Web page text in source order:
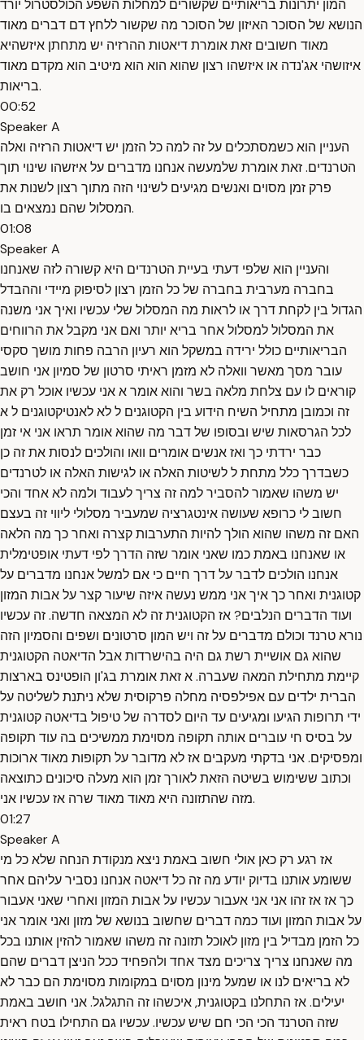
המון יתרונות בריאותיים שקשורים למחלות השפע הכולסטרול יורד
הנושא של הסוכר האיזון של הסוכר מה שקשור ללחץ דם דברים מאוד
מאוד חשובים זאת אומרת דיאטות ההרזיה יש מתחתן איזשהיא
איזושהי אג'נדה או איזשהו רצון שהוא הוא הוא מיטיב הוא מקדם מאוד
בריאות.
00:52
Speaker A
העניין הוא כשמסתכלים על זה למה כל הזמן יש דיאטות הרזיה ואלה
הטרנדים. זאת אומרת שלמעשה אנחנו מדברים על איזשהו שינוי תוך
פרק זמן מסוים ואנשים מגיעים לשינוי הזה מתוך רצון לשנות את
המסלול שהם נמצאים בו.
01:08
Speaker A
והעניין הוא שלפי דעתי בעיית הטרנדים היא קשורה לזה שאנחנו
בחברה מערבית בחברה של כל הזמן רצון לסיפוק מיידי וההבדל
הגדול בין לקחת דרך או לראות מה המסלול שלי עכשיו ואיך אני משנה
את המסלול למסלול אחר בריא יותר ואם אני מקבל את הרווחים
הבריאותיים כולל ירידה במשקל הוא רעיון הרבה פחות מושך סקסי
עובר מסך מאשר וואלה לא מזמן ראיתי סרטון של סמיון אני חושב
קוראים לו עם צלחת מלאה בשר והוא אומר א אני עכשיו אוכל רק את
זה וכמובן מתחיל השיח הידוע בין הקטוגנים ל לא לאנטיקטוגנים ל א
לכל הגרסאות שיש ובסופו של דבר מה שהוא אומר תראו אני אי זמן
כבר ירדתי כך ואז אנשים אומרים וואו והולכים לנסות את זה כן
כשבדרך כלל מתחת ל לשיטות האלה או לגישות האלה או לטרנדים
יש משהו שאמור להסביר למה זה צריך לעבוד ולמה לא אחד והכי
חשוב לי כרופא שעושה אינטגרציה שמעביר מסלולי ליווי זה בעצם
האם זה משהו שהוא הולך להיות התערבות קצרה ואחר כך מה הלאה
או שאנחנו באמת כמו שאני אומר שזה הדרך לפי דעתי אופטימלית
אנחנו הולכים לדבר על דרך חיים כי אם למשל אנחנו מדברים על
קטוגנית ואחר כך איך אני ממש נעשה איזה שיעור קצר על אבות המזון
ועוד הדברים הנלבים? אז הקטוגנית זה לא המצאה חדשה. זה עכשיו
נורא טרנד וכולם מדברים על זה ויש המון סרטונים ושפים והסמיון הזה
שהוא גם אושיית רשת גם היה בהישרדות אבל הדיאטה הקטוגנית
קיימת מתחילת המאה שעברה. א זאת אומרת בג'ון הופטינס בארצות
הברית ילדים עם אפילפסיה מחלה פרקוסית שלא ניתנת לשליטה על
ידי תרופות הגיעו ומגיעים עד היום לסדרה של טיפול בדיאטה קטוגנית
על בסיס חי עוברים אותה תקופה מסוימת ממשיכים בה עוד תקופה
ומפסיקים. אני בדקתי מעקבים אז לא מדובר על תקופות מאוד ארוכות
וכתוב ששימוש בשיטה הזאת לאורך זמן הוא מעלה סיכונים כתוצאה
מזה שהתזונה היא מאוד מאוד שרה אז עכשיו אני.
01:27
Speaker A
אז רגע רק כאן אולי חשוב באמת ניצא מנקודת הנחה שלא כל מי
ששומע אותנו בדיוק יודע מה זה כל דיאטה אנחנו נסביר עליהם אחר
כך אז אז זהו אני אני אעבור עכשיו על אבות המזון ואחרי שאני אעבור
על אבות המזון ועוד כמה דברים שחשוב בנושא של מזון ואני אומר אני
כל הזמן מבדיל בין מזון לאוכל תזונה זה משהו שאמור להזין אותנו בכל
מה שאנחנו צריך צריכים מצד אחד ולהפחיד ככל הניצן דברים שהם
לא בריאים לנו או שמעל מינון מסוים במקומות מסוימת הם כבר לא
יעילים. אז התחלנו בקטוגנית, איכשהו זה התגלגל. אני חושב באמת
שזה הטרנד הכי הכי חם שיש עכשיו. עכשיו גם התחילו בטח ראית